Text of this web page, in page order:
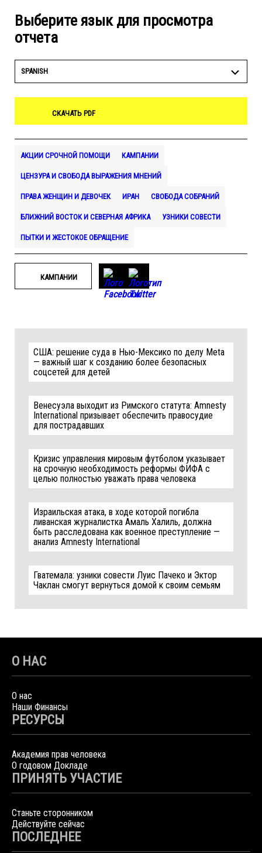
Выберите язык для просмотра
отчета
SPANISH
СКАЧАТЬ PDF
АКЦИИ СРОЧНОЙ ПОМОЩИ КАМПАНИИ
ЦЕНЗУРА И СВОБОДА ВЫРАЖЕНИЯ МНЕНИЙ
ПРАВА ЖЕНЩИН И ДЕВОЧЕК ИРАН СВОБОДА СОБРАНИЙ
БЛИЖНИЙ ВОСТОК И СЕВЕРНАЯ АФРИКА УЗНИКИ СОВЕСТИ
ПЫТКИ И ЖЕСТОКОЕ ОБРАЩЕНИЕ
КАМПАНИИ
США: решение суда в Нью-Мексико по делу Meta
— важный шаг к созданию более безопасных
соцсетей для детей
Венесуэла выходит из Римского статута: Amnesty
International призывает обеспечить правосудие
для пострадавших
Кризис управления мировым футболом указывает
на срочную необходимость реформы ФИФА с
целью полностью уважать права человека
Израильская атака, в ходе которой погибла
ливанская журналистка Амаль Халиль, должна
быть расследована как военное преступление —
анализ Amnesty International
Гватемала: узники совести Луис Пачеко и Эктор
Чаклан смогут вернуться домой к своим семьям
О НАС
О нас
Наши Финансы
РЕСУРСЫ
Академия прав человека
О годовом Докладе
ПРИНЯТЬ УЧАСТИЕ
Станьте сторонником
Действуйте сейчас
ПОСЛЕДНЕЕ